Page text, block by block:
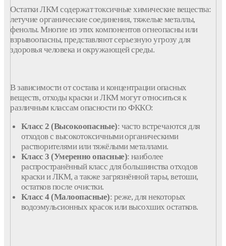
ОстаткиЛКМсодержаттоксичные химические вещества:
летучие органические соединения, тяжелые металлы,
фенолы. Многие из этих компонентов огнеопасны или
взрывоопасны, представляют серьезную угрозу для
здоровьячеловека иокружающей среды.
В зависимости от состава и концентрации опасных
веществ, отходы краски и ЛКМ могут относиться к
различным классам опасности по ФККО:
Класс 2 (Высокоопасные): часто встречаются для
отходов с высокотоксичными органическими
растворителями или тяжёлыми металлами.
Класс 3 (Умеренно опасные): наиболее
распространённый класс для большинства отходов
краски и ЛКМ, а также загрязнённой тары, ветоши,
остатков после очистки.
Класс 4 (Малоопасные): реже, для некоторых
водоэмульсионных красок или высохших остатков.